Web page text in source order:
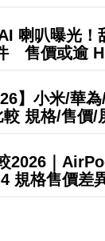
喇叭曝光！
售價或逾
】小米/華
規格/售價/
2026｜
規格售價差